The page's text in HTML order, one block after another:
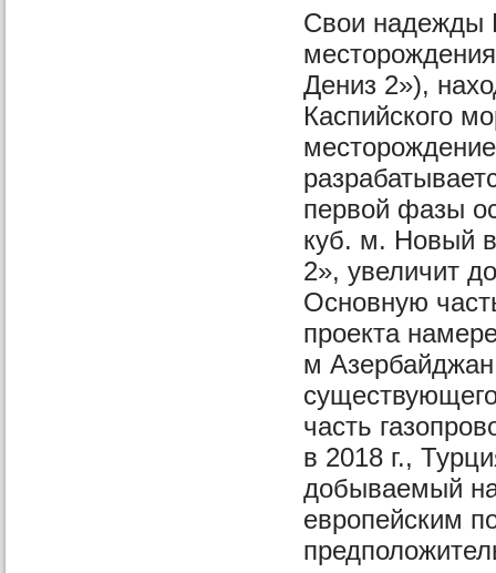
Свои надежды
Дениз 2»),
Каспийского
первой фазы
куб. м. Новый
2», увеличит
Основную
проекта
м
часть
в 2018 г.,
добываемый на
европейским